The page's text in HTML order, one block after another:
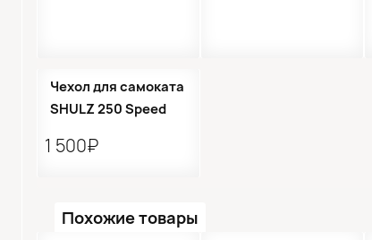
Чехол для самоката
SHULZ 250 Speed
1 500₽
Похожие товары